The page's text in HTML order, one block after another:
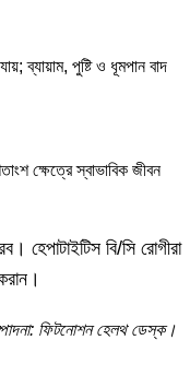
ব্যায়াম, পুষ্টি ও ধূমপান বাদ
ক্ষেত্রে স্বাভাবিক জীবন
হেপাটাইটিস বি/সি রোগীরা
ফিটনোশন হেলথ ডেস্ক।